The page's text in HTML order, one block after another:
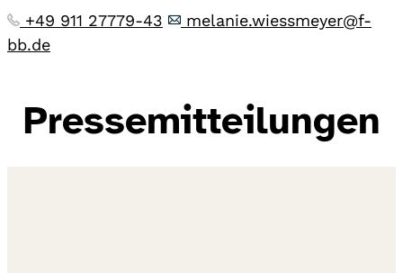
+49 911 27779-43
melanie.wiessmeyer@f-
bb.de
Pressemitteilungen